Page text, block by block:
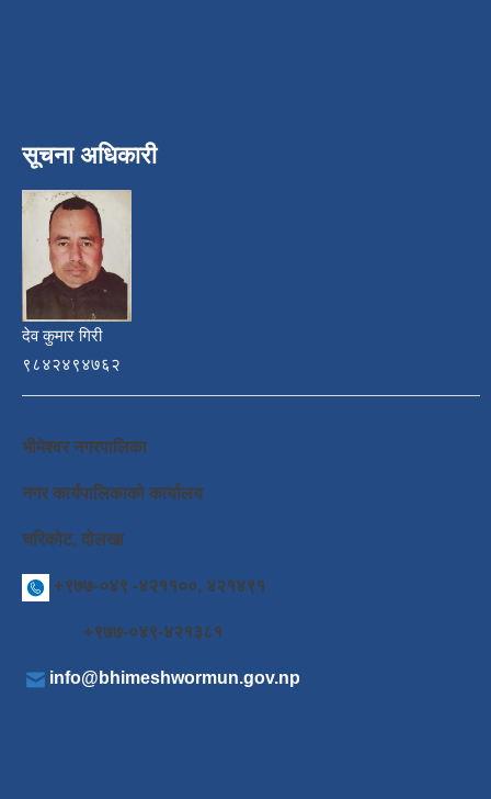
सूचना अधिकारी
देव कुमार गिरी
९८४२४९४७६२
भीमेश्वर नगरपालिका
नगर कार्यपालिकाको कार्यालय
चरिकोट, दोलखा
+९७७-०४९ -४२११००, ४२१४९१
+९७७-०४९-४२१३८१
info@bhimeshwormun.gov.np